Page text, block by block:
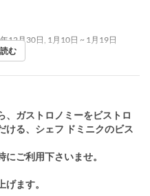
12月30日, 1月10日 ~ 1月19日
む
、ガストロノミーをビストロ
ける、シェフ ドミニクのビス
ご利用下さいませ。
ます。